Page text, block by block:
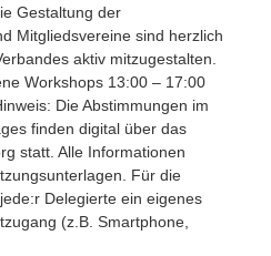
Gestaltung der
Mitgliedsvereine sind herzlich
aktiv mitzugestalten.
Workshops 13:00 – 17:00
Die Abstimmungen im
finden digital über das
statt. Alle Informationen
Für die
Delegierte ein eigenes
(z.B. Smartphone,